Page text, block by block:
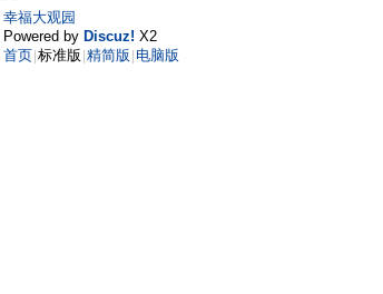
幸福大观园
Powered by Discuz! X2
首页 标准版 精简版 电脑版